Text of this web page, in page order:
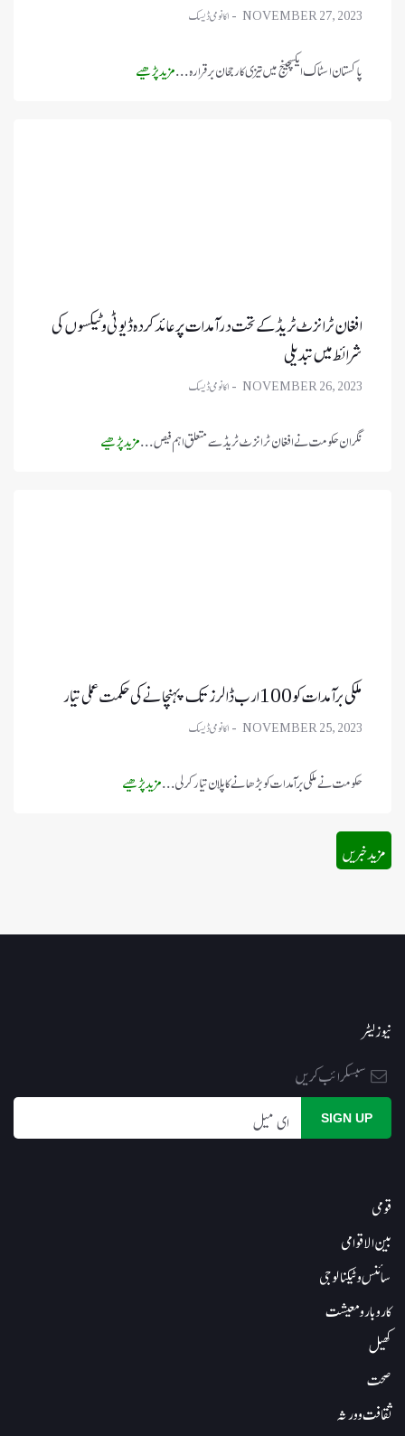
NOVEMBER 27, 2023
پاکستان اسٹاک ایکسچینج میں تیزی کا رجحان برقرار ہ ...مزید پڑھیے
افغان ٹرانزٹ ٹریڈ کے تحت درآمدات پر عائد کردہ ڈیوٹی و ٹیکسوں کی
شرائط میں تبدیلی
NOVEMBER 26, 2023
نگران حکومت نے افغان ٹرانزٹ ٹریڈ سے متعلق اہم فیص ...مزید پڑھیے
ملکی برآمدات کو 100 ارب ڈالرز تک پہنچانے کی حکمت عملی تیار
NOVEMBER 25, 2023
حکومت نے ملکی برآمدات کو بڑھانے کا پلان تیار کر لی ...مزید پڑھیے
مزید خبریں
نیوز لیٹر
قومی
بین الاقوامی
سائنس و ٹیکنالوجی
کاروبار و معیشت
کھیل
صحت
ثقافت و ورثہ